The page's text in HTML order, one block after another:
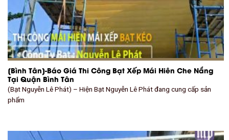
[Bình Tân]-Báo Giá Thi Công Bạt Xếp Mái Hiên Che Nắng
Tại Quận Bình Tân
(Bạt Nguyễn Lê Phát) – Hiện Bạt Nguyễn Lê Phát đang cung cấp sản
phẩm